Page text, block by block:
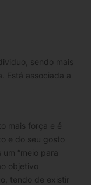
sendo mais
Está associada a
mais força e é
e do seu gosto
“meio para
objetivo
tendo de existir